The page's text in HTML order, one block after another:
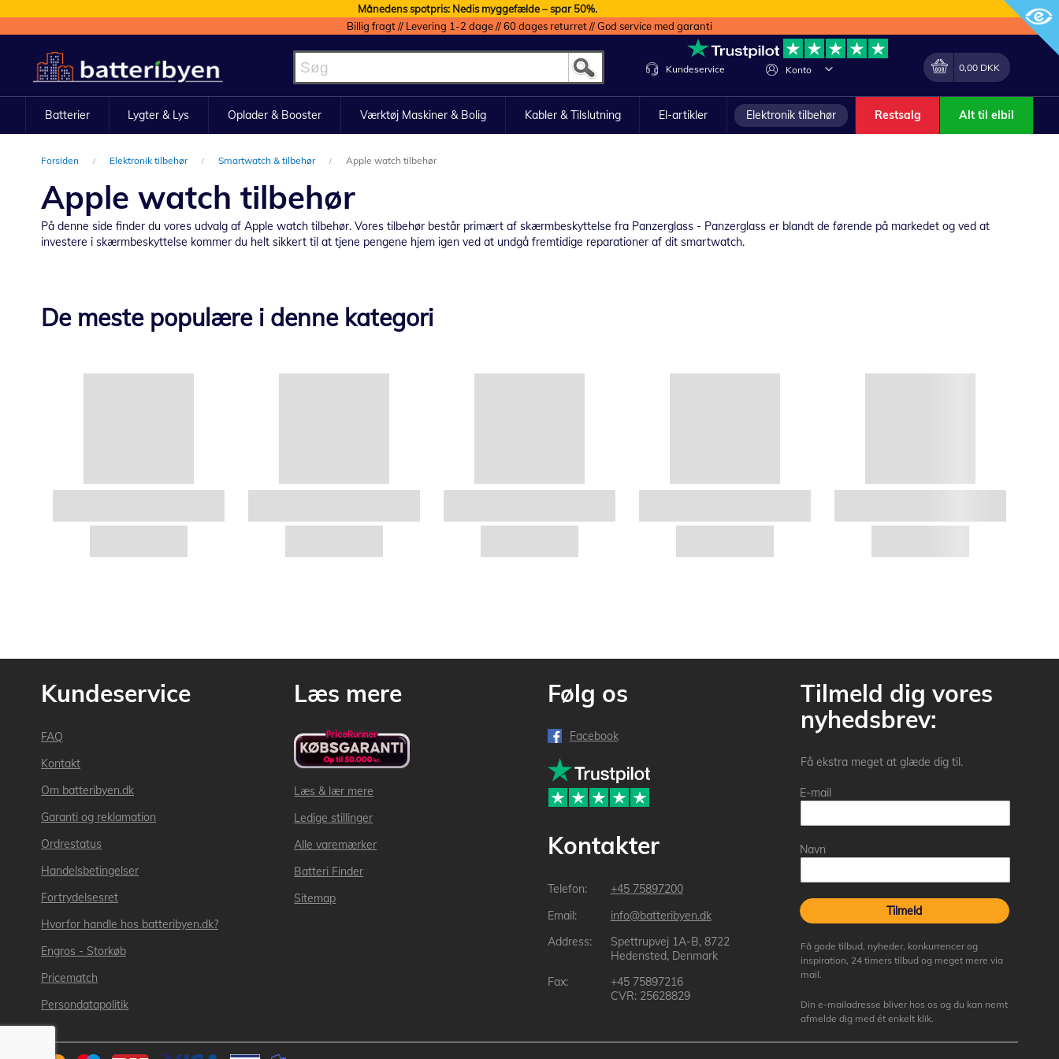
Månedens spotpris: Nedis myggefælde – spar 50%.
Billig fragt // Levering 1-2 dage // 60 dages returret // God service med garanti
to
Content
Konto
Lave
Min indkøbskurv
0,00 DKK
Kundeservice
Batterier Lygter & Lys Oplader & Booster Værktøj Maskiner & Bolig Kabler & Tilslutning El-artikler Elektronik tilbehør Restsalg Alt til elbil
Forsiden Elektronik tilbehør Smartwatch & tilbehør Apple watch tilbehør
Apple watch tilbehør
På denne side finder du vores udvalg af Apple watch tilbehør. Vores tilbehør består primært af skærmbeskyttelse fra Panzerglass - Panzerglass er blandt de førende på markedet og ved at
investere i skærmbeskyttelse kommer du helt sikkert til at tjene pengene hjem igen ved at undgå fremtidige reparationer af dit smartwatch.
De meste populære i denne kategori
Kundeservice
FAQ
Kontakt
Om batteribyen.dk
Garanti og reklamation
Ordrestatus
Handelsbetingelser
Fortrydelsesret
Hvorfor handle hos batteribyen.dk?
Engros - Storkøb
Pricematch
Persondatapolitik
Læs mere
Læs & lær mere
Ledige stillinger
Alle varemærker
Batteri Finder
Sitemap
Følg os
Facebook
Kontakter
+45 75897200
info@batteribyen.dk
Spettrupvej 1A-B, 8722
Hedensted, Denmark
+45 75897216
CVR: 25628829
Tilmeld dig vores
nyhedsbrev:
Få ekstra meget at glæde dig til.
E-mail
Navn
Tilmeld
Få gode tilbud, nyheder, konkurrencer og
inspiration, 24 timers tilbud og meget mere via
mail.
Din e-mailadresse bliver hos os og du kan nemt
afmelde dig med ét enkelt klik.